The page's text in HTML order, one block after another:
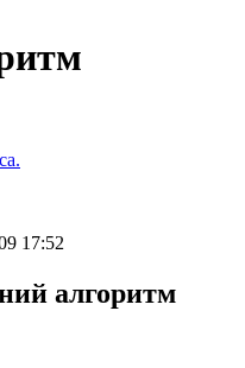
17:52
алгоритм